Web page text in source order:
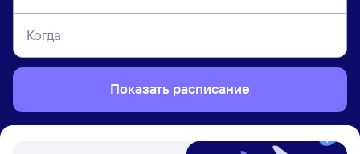
Когда
Показать расписание